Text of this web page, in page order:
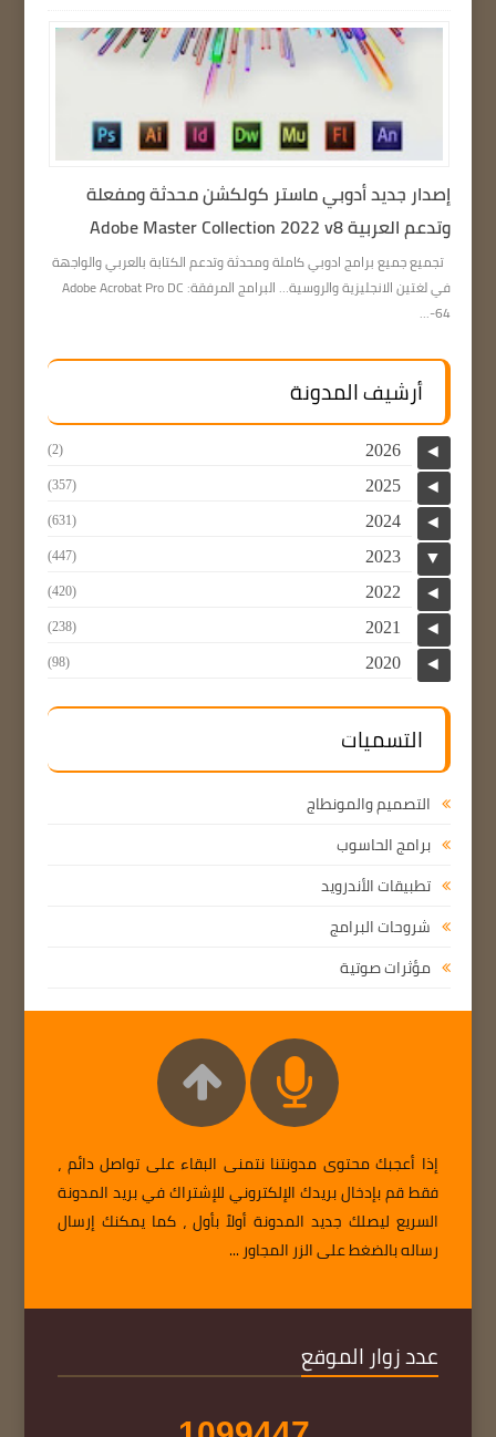
إصدار جديد أدوبي ماستر كولكشن محدثة ومفعلة
وتدعم العربية Adobe Master Collection 2022 v8
تجميع جميع برامج ادوبي كاملة ومحدثة وتدعم الكتابة بالعربي والواجهة
في لغتين الانجليزية والروسية… البرامج المرفقة: Adobe Acrobat Pro DC
64-...
أرشيف المدونة
◄
2026
(2)
◄
2025
(357)
◄
2024
(631)
▼
2023
(447)
◄
2022
(420)
◄
2021
(238)
◄
2020
(98)
التسميات
التصميم والمونطاج
برامج الحاسوب
تطبيقات الأندرويد
شروحات البرامج
مؤثرات صوتية
إذا أعجبك محتوى مدونتنا نتمنى البقاء على تواصل دائم ،
فقط قم بإدخال بريدك الإلكتروني للإشتراك في بريد المدونة
السريع ليصلك جديد المدونة أولاً بأول ، كما يمكنك إرسال
رساله بالضغط على الزر المجاور ...
عدد زوار الموقع